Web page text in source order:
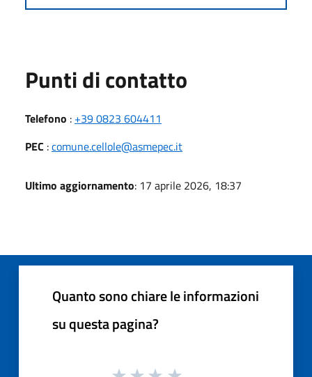
Punti di contatto
Telefono : +39 0823 604411
PEC :comune.cellole@asmepec.it
Ultimo aggiornamento: 17 aprile 2026, 18:37
Quanto sono chiare le informazioni
su questa pagina?